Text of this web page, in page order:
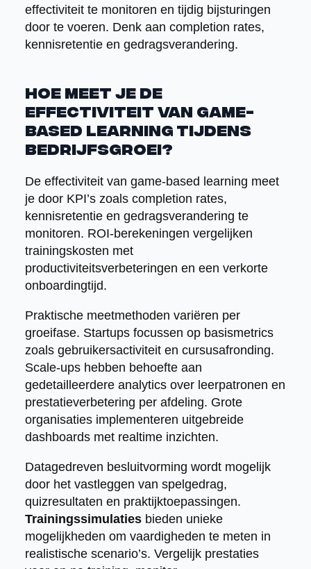
effectiviteit te monitoren en tijdig bijsturingen
door te voeren. Denk aan completion rates,
kennisretentie en gedragsverandering.
Hoe meet je de
effectiviteit van game-
based learning tijdens
bedrijfsgroei?
De effectiviteit van game-based learning meet
je door KPI’s zoals completion rates,
kennisretentie en gedragsverandering te
monitoren. ROI-berekeningen vergelijken
trainingskosten met
productiviteitsverbeteringen en een verkorte
onboardingtijd.
Praktische meetmethoden variëren per
groeifase. Startups focussen op basismetrics
zoals gebruikersactiviteit en cursusafronding.
Scale-ups hebben behoefte aan
gedetailleerdere analytics over leerpatronen en
prestatieverbetering per afdeling. Grote
organisaties implementeren uitgebreide
dashboards met realtime inzichten.
Datagedreven besluitvorming wordt mogelijk
door het vastleggen van spelgedrag,
quizresultaten en praktijktoepassingen.
Trainingssimulatiesbieden unieke
mogelijkheden om vaardigheden te meten in
realistische scenario’s. Vergelijk prestaties